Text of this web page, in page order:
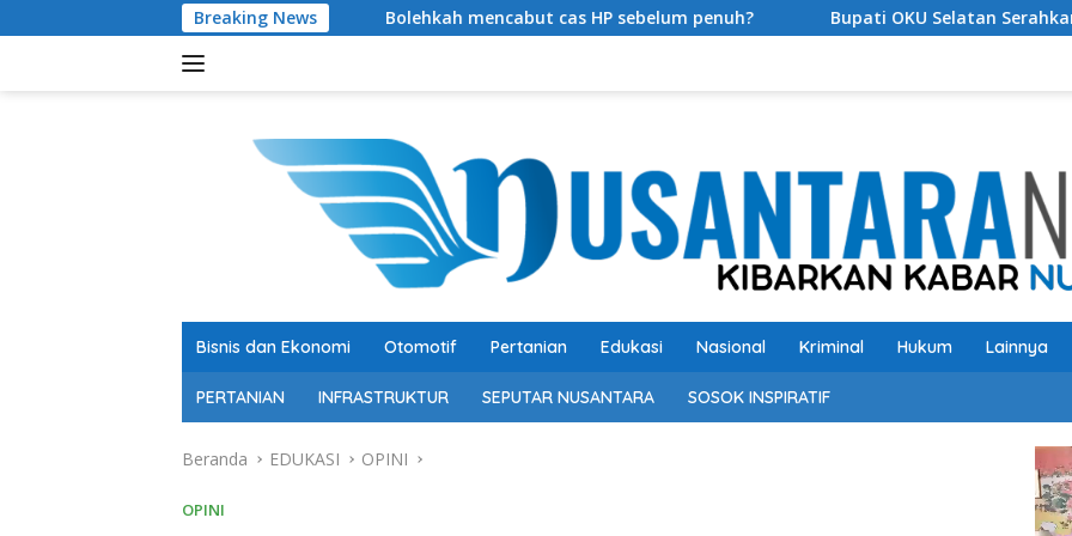
ke
Breaking News
Bolehkah mencabut cas HP sebelum penuh? Bupati OKU Selatan Serahkan Bantuan Kepada
Bisnis dan Ekonomi Otomotif Pertanian Edukasi Nasional Kriminal Hukum Lainnya
PERTANIAN INFRASTRUKTUR SEPUTAR NUSANTARA SOSOK INSPIRATIF
Beranda EDUKASI OPINI
OPINI